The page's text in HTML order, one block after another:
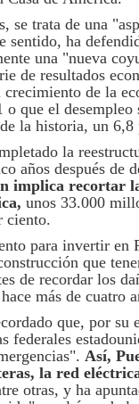
se trata de una
sentido, ha
una "nueva
de resultados
de la
que el desempleo
la historia, un 6,8
la
años después de
implica recortar
unos 33.000
ciento.
para invertir en
que
de recordar los
más de cuatro
que, por su
federales
Así,
la red
otras, y ha